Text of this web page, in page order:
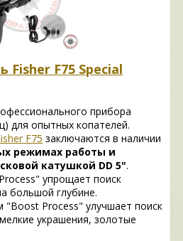
Fisher F75 Special
прибора
для опытных копателей.
F75 заключаются в наличии
режимах работы и
катушкой DD 5".
упрощает поиск
большой глубине.
Process" улучшает поиск
украшения, золотые